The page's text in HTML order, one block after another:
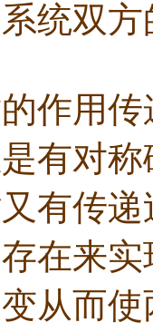
统双
作用
有对
有传
在来
从而